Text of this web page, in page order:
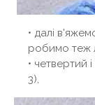
• далі
робимо теж
• четвертий
3),